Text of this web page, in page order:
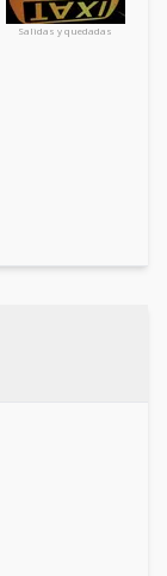
Salidas y quedadas